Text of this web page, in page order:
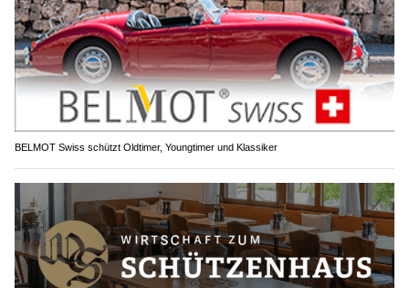
BELMOT Swiss schützt Oldtimer, Youngtimer und Klassiker